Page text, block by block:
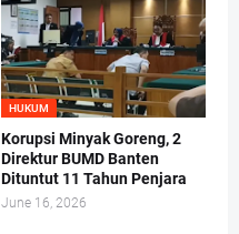
HUKUM
Korupsi Minyak Goreng, 2
Direktur BUMD Banten
Dituntut 11 Tahun Penjara
June 16, 2026